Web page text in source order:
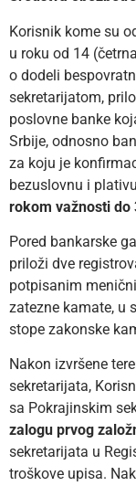
Korisnik kome su
u roku od 14
o dodeli
sekretarijatom,
poslovne banke
Srbije, odnosno
za koju je
bezuslovnu i
rokom važnosti do
Pored bankarske
priloži dve
potpisanim
zatezne kamate, u
stope zakonske
Nakon izvršene
sekretarijata,
sa Pokrajinskim
zalogu prvog
sekretarijata u
troškove upisa.